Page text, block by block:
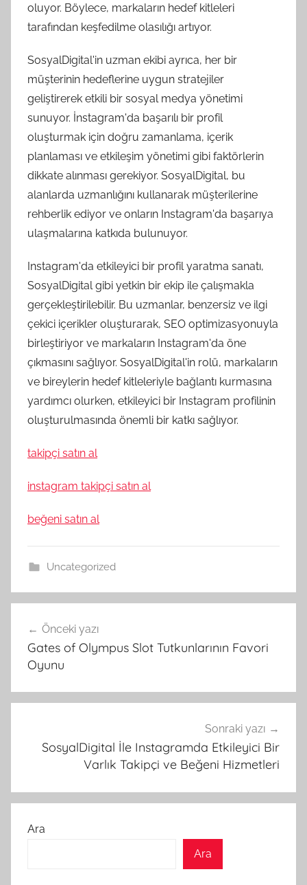
oluyor. Böylece, markaların hedef kitleleri
tarafından keşfedilme olasılığı artıyor.
SosyalDigital'in uzman ekibi ayrıca, her bir
müşterinin hedeflerine uygun stratejiler
geliştirerek etkili bir sosyal medya yönetimi
sunuyor. İnstagram'da başarılı bir profil
oluşturmak için doğru zamanlama, içerik
planlaması ve etkileşim yönetimi gibi faktörlerin
dikkate alınması gerekiyor. SosyalDigital, bu
alanlarda uzmanlığını kullanarak müşterilerine
rehberlik ediyor ve onların Instagram'da başarıya
ulaşmalarına katkıda bulunuyor.
Instagram'da etkileyici bir profil yaratma sanatı,
SosyalDigital gibi yetkin bir ekip ile çalışmakla
gerçekleştirilebilir. Bu uzmanlar, benzersiz ve ilgi
çekici içerikler oluşturarak, SEO optimizasyonuyla
birleştiriyor ve markaların Instagram'da öne
çıkmasını sağlıyor. SosyalDigital'in rolü, markaların
ve bireylerin hedef kitleleriyle bağlantı kurmasına
yardımcı olurken, etkileyici bir Instagram profilinin
oluşturulmasında önemli bir katkı sağlıyor.
takipçi satın al
instagram takipçi satın al
beğeni satın al
Uncategorized
gezinmesi
Önceki yazı
Gates of Olympus Slot Tutkunlarının Favori
Oyunu
Sonraki yazı
SosyalDigital İle Instagramda Etkileyici Bir
Varlık Takipçi ve Beğeni Hizmetleri
Ara
Ara